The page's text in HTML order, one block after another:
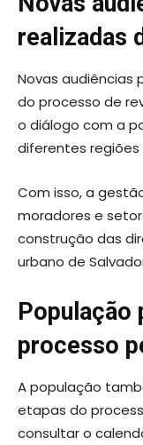
realizadas
Novas audiências
do processo de
o diálogo com a
diferentes regiões
Com isso, a
moradores e
construção das
urbano de
População
processo
A população
etapas do
consultar o